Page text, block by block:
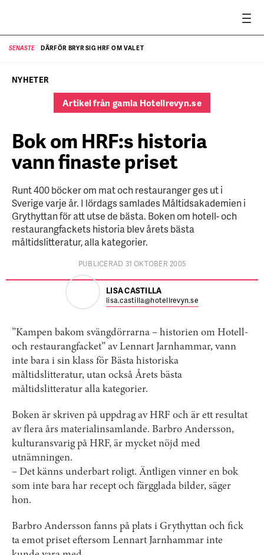
SENASTE DÄRFÖR BRYR SIG HRF OM VALET
NYHETER
Artikel från gamla Hotellrevyn.se
Bok om HRF:s historia
vann finaste priset
Runt 400 böcker om mat och restauranger ges ut i
Sverige varje år. I lördags samlades Måltidsakademien i
Grythyttan för att utse de bästa. Boken om hotell- och
restaurangfackets historia blev årets bästa
måltidslitteratur, alla kategorier.
PUBLICERAD 31 OKTOBER 2005
LISA CASTILLA
lisa.castilla@hotellrevyn.se
”Kampen bakom svängdörrarna – historien om Hotell-
och restaurangfacket” av Lennart Jarnhammar, vann
inte bara i sin klass för Bästa historiska
måltidslitteratur, utan också Årets bästa
måltidslitteratur alla kategorier.
Boken är skriven på uppdrag av HRF och är ett resultat
av flera års materialinsamlande. Barbro Andersson,
kulturansvarig på HRF, är mycket nöjd med
utnämningen.
– Det känns underbart roligt. Äntligen vinner en bok
som inte bara har recept och färgglada bilder, säger
hon.
Barbro Andersson fanns på plats i Grythyttan och fick
ta emot priset eftersom Lennart Jarnhammar inte